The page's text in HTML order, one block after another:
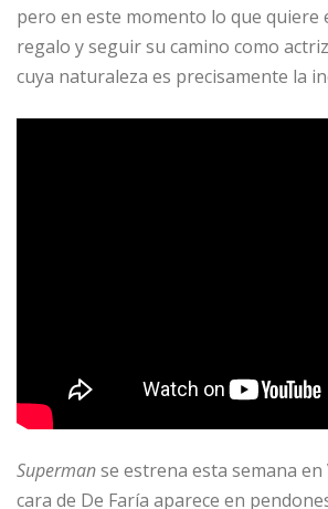
pero en este momento lo que quiere
regalo y seguir su camino como
cuya naturaleza es precisamente la
Supermanse estrena esta semana en
cara de De Faría aparece en